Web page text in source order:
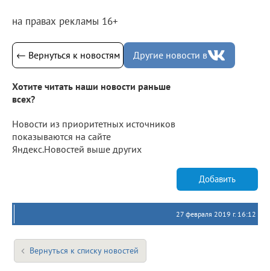
на правах рекламы 16+
← Вернуться к новостям Другие новости в
Хотите читать наши новости раньше
всех?
Новости из приоритетных источников
показываются на сайте
Яндекс.Новостей выше других
Добавить
27 февраля 2019 г. 16:12
Вернуться к списку новостей